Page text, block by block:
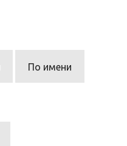
По имени